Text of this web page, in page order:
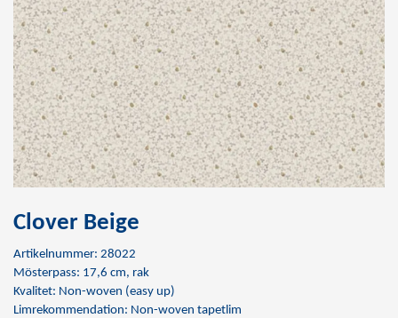
Clover Beige
Artikelnummer: 28022
Mösterpass: 17,6 cm, rak
Kvalitet: Non-woven (easy up)
Limrekommendation: Non-woven tapetlim